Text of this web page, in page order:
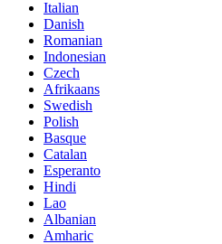
Italian
Danish
Romanian
Indonesian
Czech
Afrikaans
Swedish
Polish
Basque
Catalan
Esperanto
Hindi
Lao
Albanian
Amharic